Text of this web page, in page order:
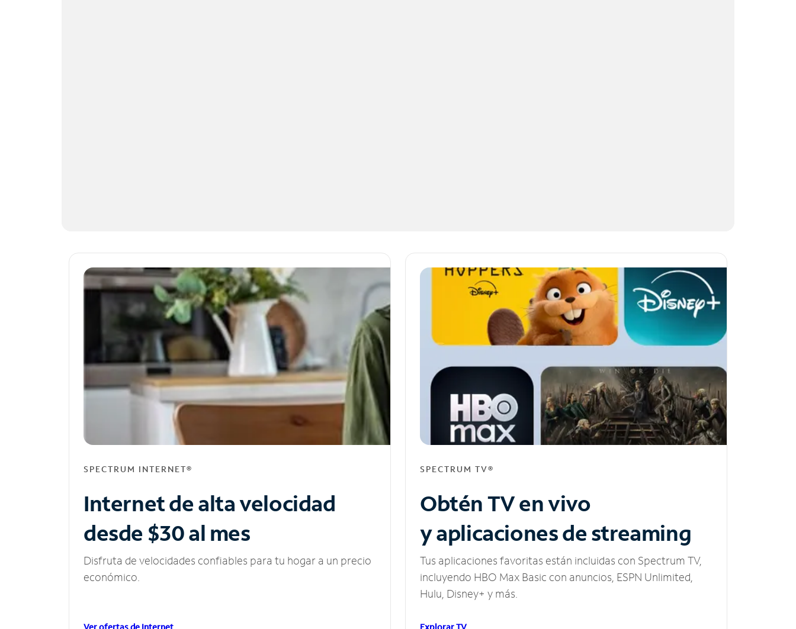
SPECTRUM INTERNET®
Internet de alta velocidad
desde $30 al mes
Disfruta de velocidades confiables para tu hogar a un precio
económico.
SPECTRUM TV®
Obtén TV en vivo
y aplicaciones de streaming
Tus aplicaciones favoritas están incluidas con Spectrum TV,
incluyendo HBO Max Basic con anuncios, ESPN Unlimited,
Hulu, Disney+ y más.